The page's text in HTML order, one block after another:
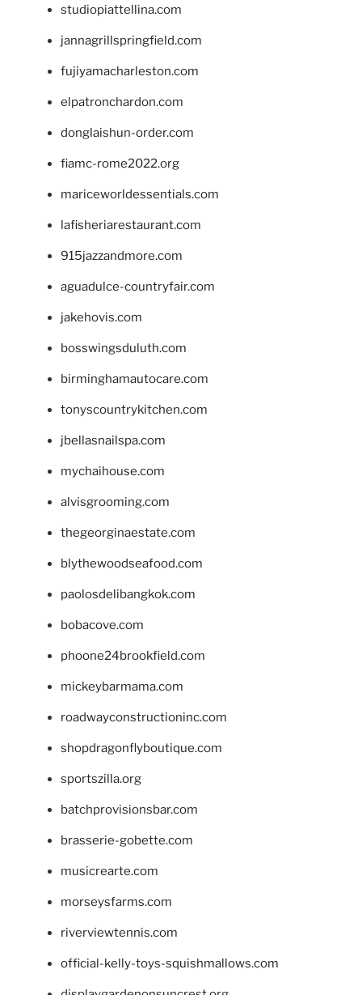
studiopiattellina.com
jannagrillspringfield.com
fujiyamacharleston.com
elpatronchardon.com
donglaishun-order.com
fiamc-rome2022.org
mariceworldessentials.com
lafisheriarestaurant.com
915jazzandmore.com
aguadulce-countryfair.com
jakehovis.com
bosswingsduluth.com
birminghamautocare.com
tonyscountrykitchen.com
jbellasnailspa.com
mychaihouse.com
alvisgrooming.com
thegeorginaestate.com
blythewoodseafood.com
paolosdelibangkok.com
bobacove.com
phoone24brookfield.com
mickeybarmama.com
roadwayconstructioninc.com
shopdragonflyboutique.com
sportszilla.org
batchprovisionsbar.com
brasserie-gobette.com
musicrearte.com
morseysfarms.com
riverviewtennis.com
official-kelly-toys-squishmallows.com